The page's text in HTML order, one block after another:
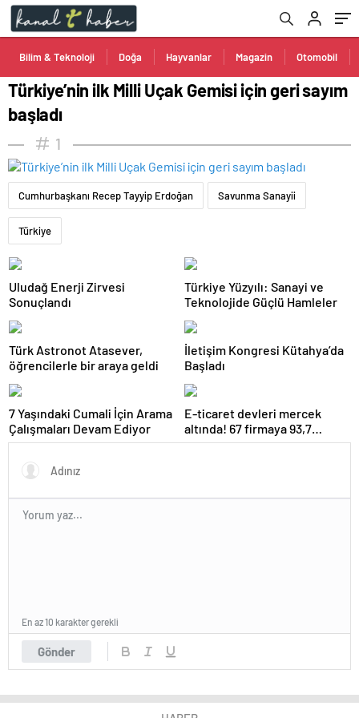
Bilim & Teknoloji Doğa Hayvanlar Magazin Otomobil
Türkiye’nin ilk Milli Uçak Gemisi için geri sayım
başladı
1
Cumhurbaşkanı Recep Tayyip Erdoğan Savunma Sanayii
Türkiye
Uludağ Enerji Zirvesi
Sonuçlandı
Türkiye Yüzyılı: Sanayi ve
Teknolojide Güçlü Hamleler
Türk Astronot Atasever,
öğrencilerle bir araya geldi
İletişim Kongresi Kütahya’da
Başladı
7 Yaşındaki Cumali İçin Arama
Çalışmaları Devam Ediyor
E-ticaret devleri mercek
altında! 67 firmaya 93,7
milyon lira ceza
Gönder
En az 10 karakter gerekli